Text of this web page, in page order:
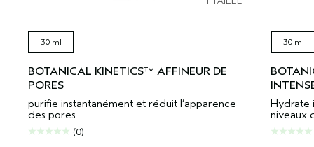
30 ml
BOTANICAL KINETICS™ AFFINEUR DE
PORES
purifie instantanément et réduit l’apparence
des pores
(0)
30 ml
Hydrate
niveaux